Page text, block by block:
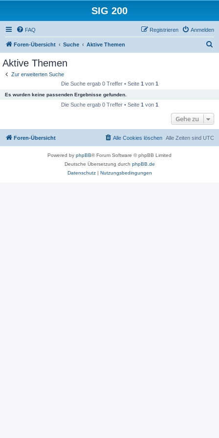
SIG 200
FAQ Anmelden
Registrieren
Foren-Übersicht Suche Aktive Themen
Aktive Themen
Zur erweiterten Suche
Die Suche ergab 0 Treffer • Seite 1 von 1
Es wurden keine passenden Ergebnisse gefunden.
Die Suche ergab 0 Treffer • Seite 1 von 1
Gehe zu
Foren-Übersicht Alle Zeiten sind UTC
Alle Cookies löschen
Powered by phpBB® Forum Software © phpBB Limited
Deutsche Übersetzung durch phpBB.de
Datenschutz| Nutzungsbedingungen